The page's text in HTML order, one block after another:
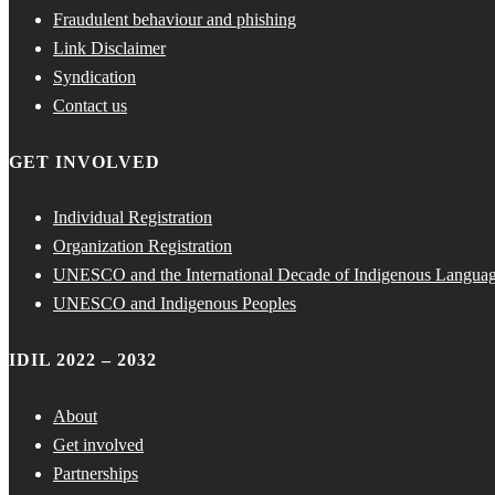
Fraudulent behaviour and phishing
Link Disclaimer
Syndication
Contact us
GET INVOLVED
Individual Registration
Organization Registration
UNESCO and the International Decade of Indigenous
UNESCO and Indigenous Peoples
IDIL 2022 – 2032
About
Get involved
Partnerships